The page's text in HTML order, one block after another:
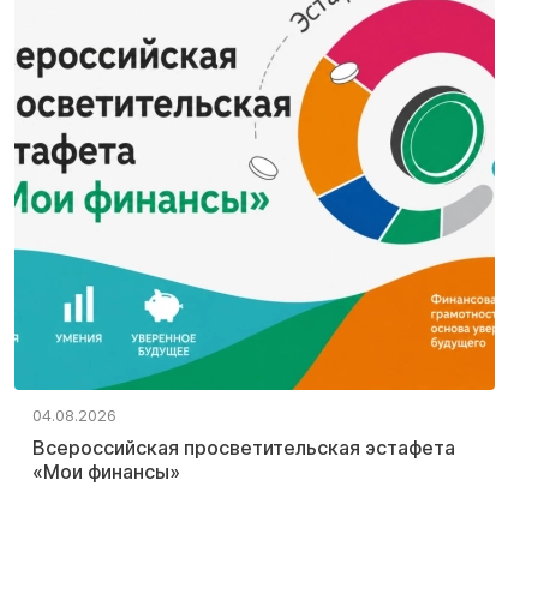
04.08.2026
Всероссийская просветительская эстафета
«Мои финансы»